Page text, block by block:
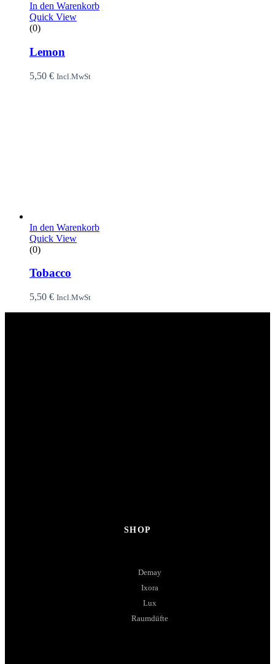
In den Warenkorb
Quick View
(0)
Lemon
5,50 € Incl.MwSt
In den Warenkorb
Quick View
(0)
Tobacco
5,50 € Incl.MwSt
SHOP
Demay
Ixora
Lux
Raumdüfte